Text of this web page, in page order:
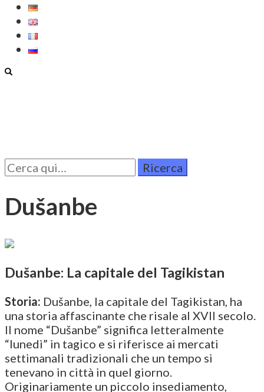
Cerca
per:
Dušanbe
Dušanbe: La capitale del Tagikistan
Storia: Dušanbe, la capitale del Tagikistan, ha
una storia affascinante che risale al XVII secolo.
Il nome “Dušanbe” significa letteralmente
“lunedì” in tagico e si riferisce ai mercati
settimanali tradizionali che un tempo si
tenevano in città in quel giorno.
Originariamente un piccolo insediamento,